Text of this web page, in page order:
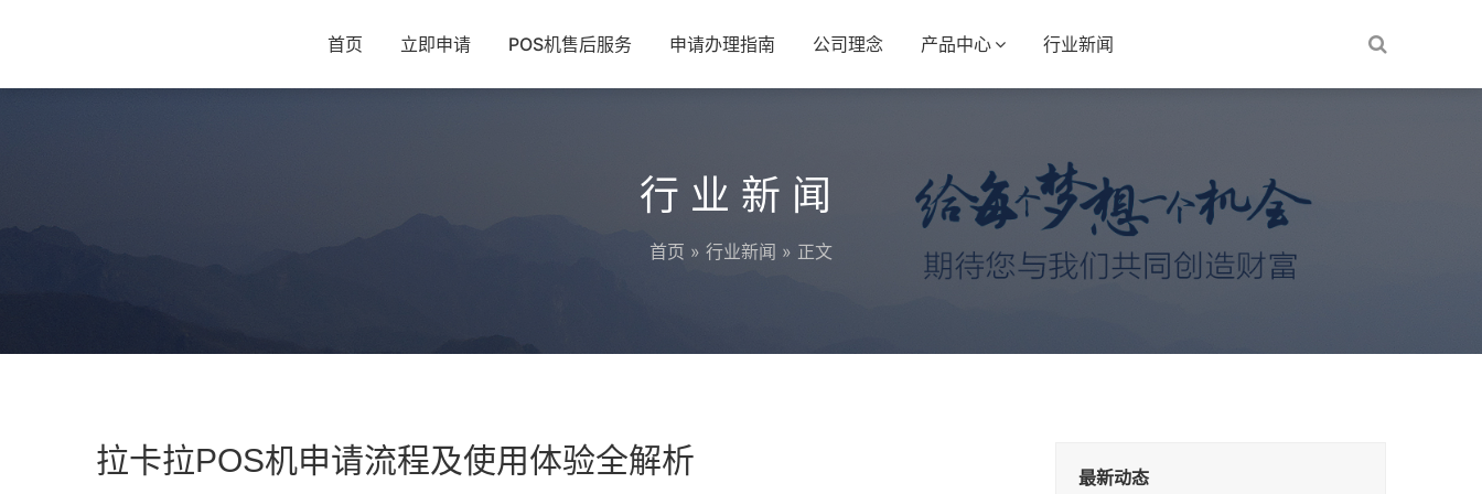
首页 立即申请 POS机售后服务 申请办理指南 公司理念 产品中心 行业新闻
行业新闻
首页 » 行业新闻 » 正文
拉卡拉POS机申请流程及使用体验全解析 最新动态